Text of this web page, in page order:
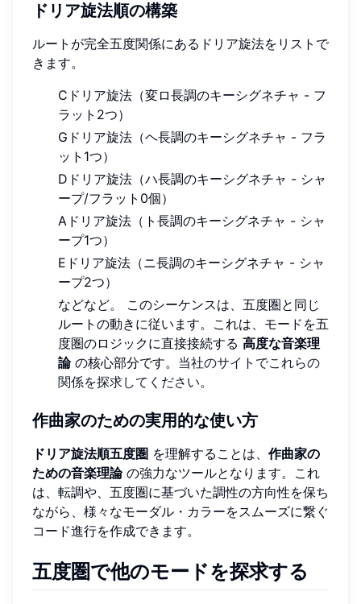
ドリア旋法順の構築
ルートが完全五度関係にあるドリア旋法をリストで
きます。
Cドリア旋法（変ロ長調のキーシグネチャ - フ
ラット2つ）
Gドリア旋法（ヘ長調のキーシグネチャ - フラ
ット1つ）
Dドリア旋法（ハ長調のキーシグネチャ - シャ
ープ/フラット0個）
Aドリア旋法（ト長調のキーシグネチャ - シャ
ープ1つ）
Eドリア旋法（ニ長調のキーシグネチャ - シャ
ープ2つ）
などなど。 このシーケンスは、五度圏と同じ
ルートの動きに従います。これは、モードを五
度圏のロジックに直接接続する 高度な音楽理
論の核心部分です。 当社のサイトでこれらの
関係を探求してください。
作曲家のための実用的な使い方
ドリア旋法順五度圏 を理解することは、 作曲家の
ための音楽理論の強力なツールとなります。これ
は、転調や、五度圏に基づいた調性の方向性を保ち
ながら、様々なモーダル・カラーをスムーズに繋ぐ
コード進行を作成できます。
五度圏で他のモードを探求する